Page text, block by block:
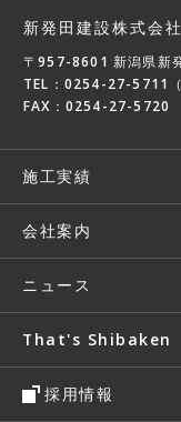
新発田建設株式会社
〒957-8601 新潟県新
TEL：0254-27-5711（
FAX：0254-27-5720
施工実績
会社案内
ニュース
That's Shibaken
採用情報